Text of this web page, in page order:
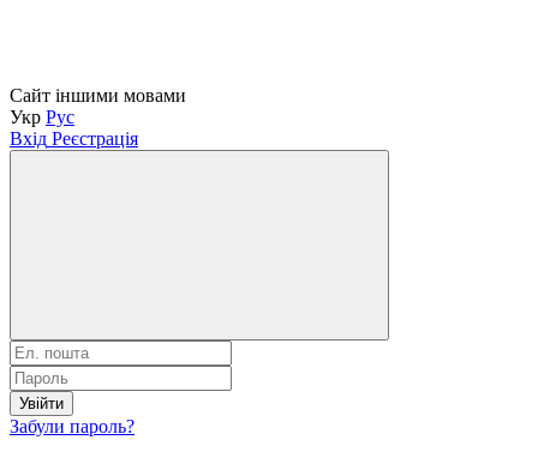
Сайт іншими мовами
Укр Рус
Вхід Реєстрація
Увійти
Забули пароль?